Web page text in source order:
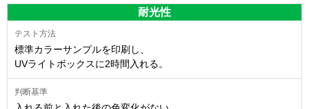
耐光性
標準カラーサンプルを印刷し、
UVライトボックスに2時間入れる。